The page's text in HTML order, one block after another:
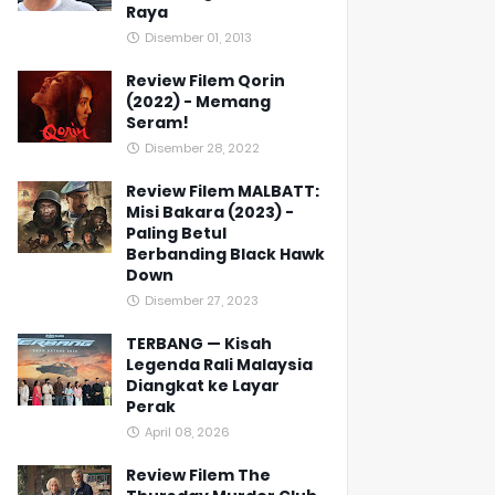
Raya
Disember 01, 2013
Review Filem Qorin
(2022) - Memang
Seram!
Disember 28, 2022
Review Filem MALBATT:
Misi Bakara (2023) -
Paling Betul
Berbanding Black Hawk
Down
Disember 27, 2023
TERBANG — Kisah
Legenda Rali Malaysia
Diangkat ke Layar
Perak
April 08, 2026
Review Filem The